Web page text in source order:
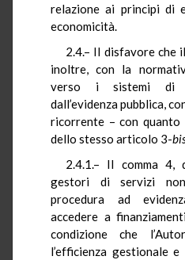
relazione ai principi di
economicità.
2.4.– Il disfavore che
inoltre, con la
verso i sistemi di
dall’evidenza pubblica,
ricorrente – con quanto
dello stesso articolo 3-
2.4.1.– Il comma
gestori di servizi
procedura ad
accedere a
condizione che
l’efficienza gestionale